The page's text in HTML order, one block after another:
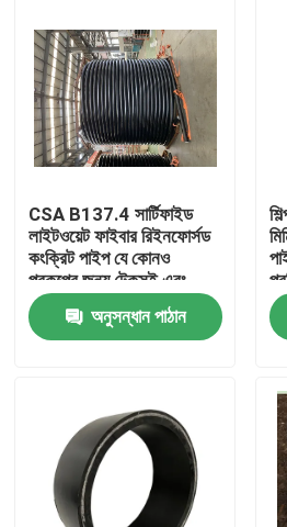
পণ্য
CSA B137.4 সার্টিফাইড
লাইটওয়েট ফাইবার রিইনফোর্সড
কংক্রিট পাইপ যে কোনও
প্রকল্পের জন্য টেকসই এবং
স্থিতিস্থাপক
অনুসন্ধান পাঠান